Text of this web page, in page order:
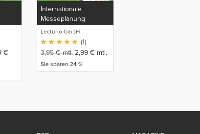
€
Internationale
Messeplanung
Lecturio GmbH
(1)
3,95€mtl. 2,99 € mtl.
Sie sparen 24 %